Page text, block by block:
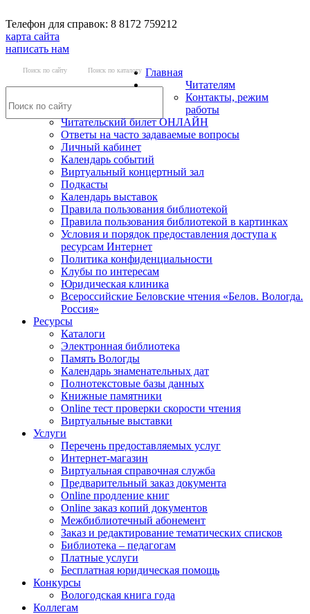
Телефон для справок: 8 8172 759212
карта сайта
написать нам
Поиск по сайту Поиск по каталогу Главная
Читателям
Контакты, режим
работы
Читательский билет ОНЛАЙН
Ответы на часто задаваемые вопросы
Личный кабинет
Календарь событий
Виртуальный концертный зал
Подкасты
Календарь выставок
Правила пользования библиотекой
Правила пользования библиотекой в картинках
Условия и порядок предоставления доступа к
ресурсам Интернет
Политика конфиденциальности
Клубы по интересам
Юридическая клиника
Всероссийские Беловские чтения «Белов. Вологда.
Россия»
Ресурсы
Каталоги
Электронная библиотека
Память Вологды
Календарь знаменательных дат
Полнотекстовые базы данных
Книжные памятники
Online тест проверки скорости чтения
Виртуальные выставки
Услуги
Перечень предоставляемых услуг
Интернет-магазин
Виртуальная справочная служба
Предварительный заказ документа
Online продление книг
Online заказ копий документов
Межбиблиотечный абонемент
Заказ и редактирование тематических списков
Библиотека – педагогам
Платные услуги
Бесплатная юридическая помощь
Конкурсы
Вологодская книга года
Коллегам